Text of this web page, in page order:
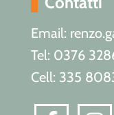
Email:
Tel: 0376
Cell: 335